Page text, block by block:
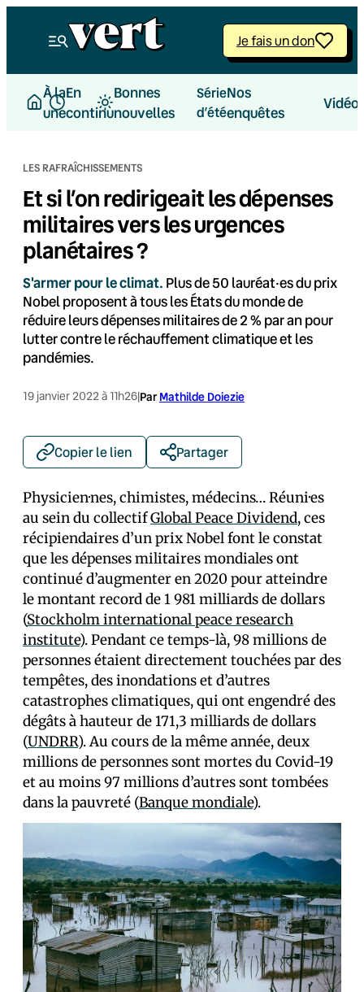
Je fais un don
À la
une
En
continu
Bonnes
nouvelles
Série
d’été
Nos
enquêtes
LES RAFRAÎCHISSEMENTS
Et si l’on redirigeait les dépenses
militaires vers les urgences
planétaires ?
S'armer pour le climat. Plus de 50 lauréat·es du prix
Nobel proposent à tous les États du monde de
réduire leurs dépenses militaires de 2 % par an pour
lutter contre le réchauffement climatique et les
pandémies.
19 janvier 2022 à 11h26|Par Mathilde Doiezie
Copier le lien Partager
Physicien·nes, chimistes, médecins… Réuni·es
au sein du collectifGlobal Peace Dividend, ces
récipiendaires d’un prix Nobel font le constat
que les dépenses militaires mondiales ont
continué d’augmenter en 2020 pour atteindre
le montant record de 1 981 milliards de dollars
(Stockholm international peace research
institute). Pendant ce temps-là, 98 millions de
personnes étaient directement touchées par des
tempêtes, des inondations et d’autres
catastrophes climatiques, qui ont engendré des
dégâts à hauteur de 171,3 milliards de dollars
(UNDRR). Au cours de la même année, deux
millions de personnes sont mortes du Covid-19
et au moins 97 millions d’autres sont tombées
dans la pauvreté (Banque mondiale).